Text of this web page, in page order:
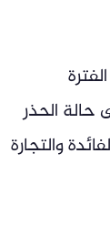
حالة الحذر
والتجارة